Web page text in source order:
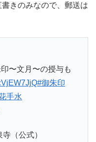
きのみなので、郵送は
〜文月〜の授与も
#御朱印
手水
（公式）